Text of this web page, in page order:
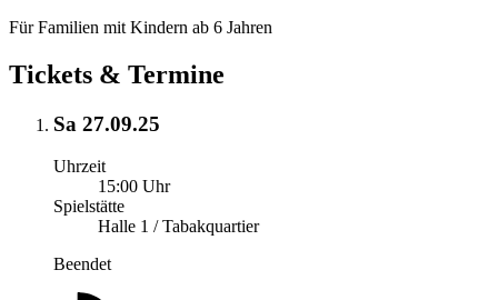
Für Familien mit Kindern ab 6 Jahren
Tickets & Termine
Sa 27.09.25
Uhrzeit
15:00 Uhr
Spielstätte
Halle 1 / Tabakquartier
Beendet